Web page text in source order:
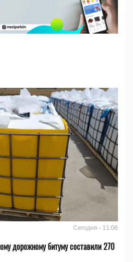
Сегодня - 11:06
дорожному битуму составили 270